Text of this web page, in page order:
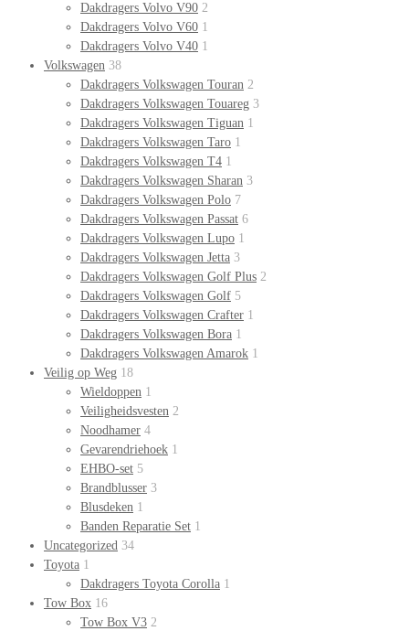
Dakdragers Volvo V90 2
Dakdragers Volvo V60 1
Dakdragers Volvo V40 1
Volkswagen 38
Dakdragers Volkswagen Touran 2
Dakdragers Volkswagen Touareg 3
Dakdragers Volkswagen Tiguan 1
Dakdragers Volkswagen Taro 1
Dakdragers Volkswagen T4 1
Dakdragers Volkswagen Sharan 3
Dakdragers Volkswagen Polo 7
Dakdragers Volkswagen Passat 6
Dakdragers Volkswagen Lupo 1
Dakdragers Volkswagen Jetta 3
Dakdragers Volkswagen Golf Plus 2
Dakdragers Volkswagen Golf 5
Dakdragers Volkswagen Crafter 1
Dakdragers Volkswagen Bora 1
Dakdragers Volkswagen Amarok 1
Veilig op Weg 18
Wieldoppen 1
Veiligheidsvesten 2
Noodhamer 4
Gevarendriehoek 1
EHBO-set 5
Brandblusser 3
Blusdeken 1
Banden Reparatie Set 1
Uncategorized 34
Toyota 1
Dakdragers Toyota Corolla 1
Tow Box 16
Tow Box V3 2